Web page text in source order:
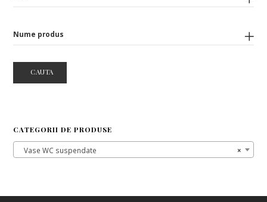
Nume produs
CAUTA
CATEGORII DE PRODUSE
×
Vase WC suspendate